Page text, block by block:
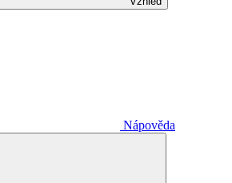
Nápověda